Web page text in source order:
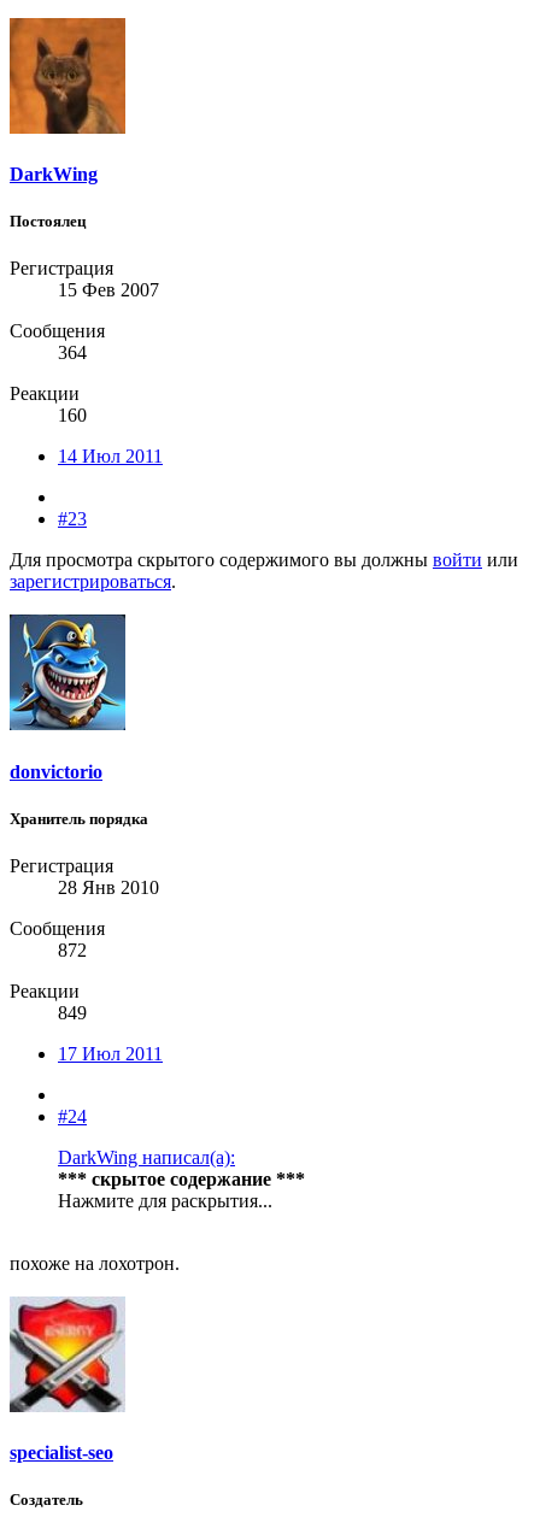
DarkWing
Постоялец
Регистрация
15 Фев 2007
Сообщения
364
Реакции
160
14 Июл 2011
#23
Для просмотра скрытого содержимого вы должны войти или
зарегистрироваться.
donvictorio
Хранитель порядка
Регистрация
28 Янв 2010
Сообщения
872
Реакции
849
17 Июл 2011
#24
DarkWing написал(а):
*** скрытое содержание ***
Нажмите для раскрытия...
похоже на лохотрон.
specialist-seo
Создатель